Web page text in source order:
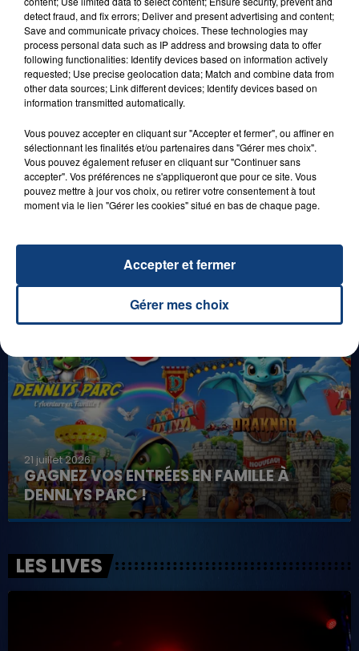
29 août 2025
LE MOT CASH !
GAGNEZ VOS ENTRÉES POUR TOUTE LA
FAMILLE À PLOPSAQUA !
21 juillet 2026
GAGNEZ VOS ENTRÉES EN FAMILLE À
DENNLYS PARC !
LES LIVES
detect fraud, and fix errors; Deliver and present advertising and content;
Save and communicate privacy choices. These technologies may
process personal data such as IP address and browsing data to offer
following functionalities: Identify devices based on information actively
requested; Use precise geolocation data; Match and combine data from
other data sources; Link different devices; Identify devices based on
information transmitted automatically.
Vous pouvez accepter en cliquant sur "Accepter et fermer", ou affiner en
sélectionnant les finalités et/ou partenaires dans "Gérer mes choix".
Vous pouvez également refuser en cliquant sur "Continuer sans
accepter". Vos préférences ne s'appliqueront que pour ce site. Vous
pouvez mettre à jour vos choix, ou retirer votre consentement à tout
moment via le lien "Gérer les cookies" situé en bas de chaque page.
Gérer mes choix
Accepter et fermer